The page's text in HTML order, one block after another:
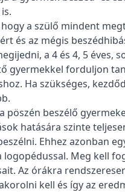
a szülő mindent
és az mégis
a 4 és 4, 5 éves,
gyermekkel forduljon
Ha szükséges,
pöszén beszélő
hatására szinte
Ehhez azonban
logopédussal. Meg kell
Az órákra
kell és így az